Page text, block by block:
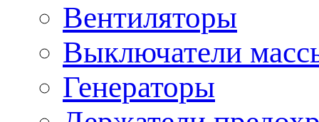
Вентиляторы
Выключатели
Генераторы